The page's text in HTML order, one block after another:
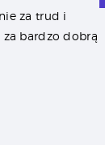
za trud i
za bardzo dobrą